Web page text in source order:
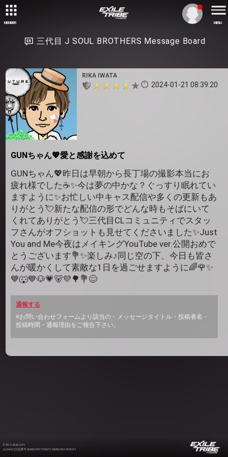
MEMBER MENU
三代目 J SOUL BROTHERS Message Board
RIKA IWATA
2024-01-21 08:39:20
GUNちゃん💖愛と感謝を込めて
GUNちゃん💖昨日は早朝から長丁場の撮影本当にお
疲れ様でした☕✨今は夢の中かな？ぐっすり眠れてい
ますように✨お忙しい中キャス配信や多くの更新もあ
りがとう💘新たな配信の形でどんな時もそばにいて
くれてありがとう💘三代目CLコミュニティでスタッ
フさんがオフショットも見せてくださいました✨Just
You and Me今夜はメイキングYouTube ver.公開おめで
とうございます💐✨楽しみ♪同じ空の下、今日も皆さ
んが暖かくして素敵な1日を過ごせますように🌈🌹✨
💙🐺💙🐶💗🐻💜🌳💐😌
通報する
※お問い合わせフォームより該当の・メッセージタイトル・投稿者名・
投稿時間・通報理由をご報告下さい。
©2012-2026 LDH
JASRAC許諾番号 9008675017Y55011 9008675014Y41011